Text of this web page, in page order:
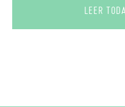
LEER